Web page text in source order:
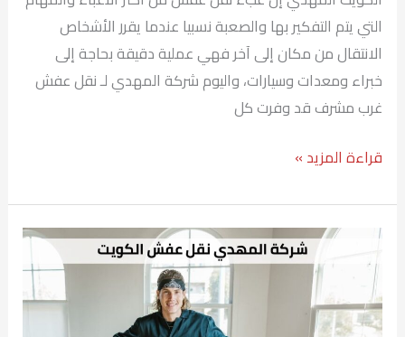
التي يتم التفكير بها والصعبة نسبيا عندما يقرر الأشخاص
الانتقال من مكان إلى آخر فهي عملية دقيقة بحاجة إلى
خبراء ومعدات وسيارات، واليوم شركة المهدي لـ نقل عفش
غرب مشرف قد وفرت كل
قراءة المزيد »
نقل
عفش
صباح
الناصر